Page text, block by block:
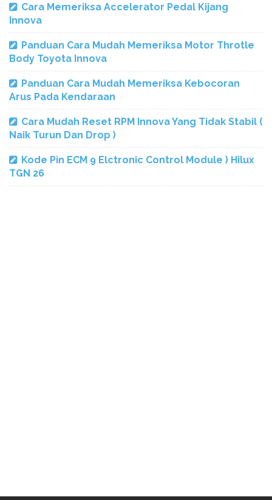
Cara Memeriksa Accelerator Pedal Kijang
Innova
Panduan Cara Mudah Memeriksa Motor Throtle
Body Toyota Innova
Panduan Cara Mudah Memeriksa Kebocoran
Arus Pada Kendaraan
Cara Mudah Reset RPM Innova Yang Tidak Stabil (
Naik Turun Dan Drop )
Kode Pin ECM 9 Elctronic Control Module ) Hilux
TGN 26